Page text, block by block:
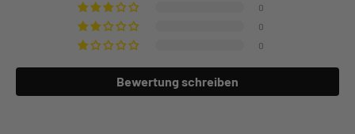
0
0
0
Bewertung schreiben